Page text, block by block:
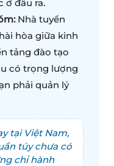
ở đâu ra.
Nhà tuyển
hòa giữa kinh
tảng đào tạo
có trọng lượng
phải quản lý
tại Việt Nam,
túy chưa có
chỉ hành